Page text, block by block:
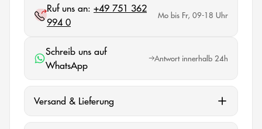
Ruf uns an: +49 751 362
994 0
Mo bis Fr, 09-18 Uhr
Schreib uns auf
WhatsApp
Antwort innerhalb 24h
Versand & Lieferung